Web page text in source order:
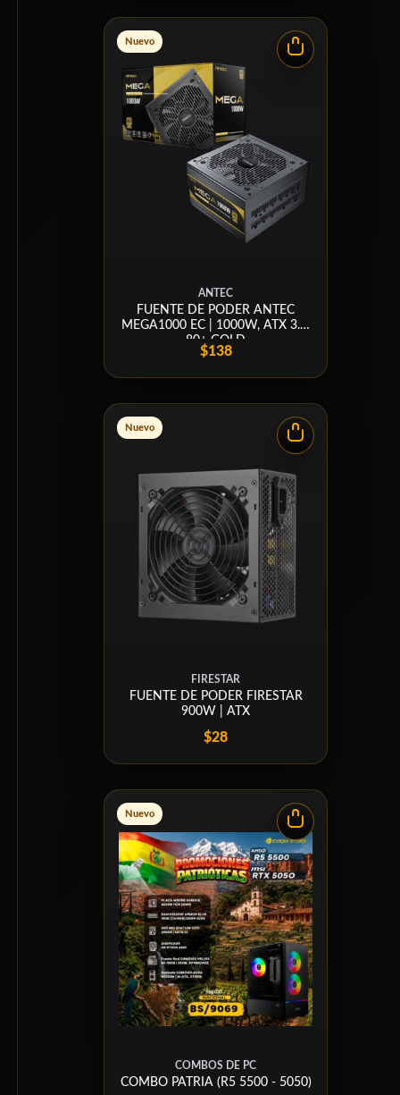
Nuevo
ANTEC
FUENTE DE PODER ANTEC
MEGA1000 EC | 1000W, ATX 3.1,
80+ GOLD
$138
Nuevo
FIRESTAR
FUENTE DE PODER FIRESTAR
900W | ATX
$28
Nuevo
COMBOS DE PC
COMBO PATRIA (R5 5500 - 5050)